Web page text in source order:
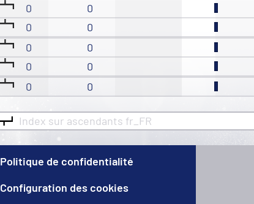
0
0
0 0
0
0
0
0
0 0
Index sur ascendants fr_FR
Politique de confidentialité
Configuration des cookies